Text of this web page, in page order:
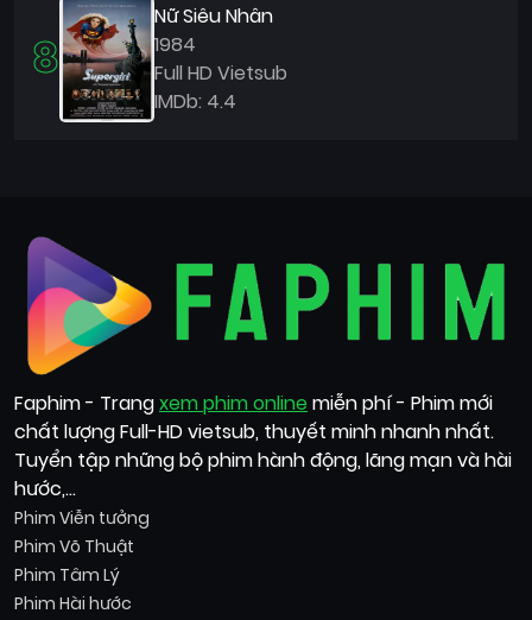
8
Nữ Siêu Nhân
1984
Full HD Vietsub
IMDb: 4.4
Faphim - Trangxem phim online miễn phí - Phim mới
chất lượng Full-HD vietsub, thuyết minh nhanh nhất.
Tuyển tập những bộ phim hành động, lãng mạn và hài
hước,...
Phim Viễn tưởng
Phim Võ Thuật
Phim Tâm Lý
Phim Hài hước